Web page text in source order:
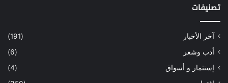
تصنيفات
آخر الأخبار
(191)
أدب وشعر
(6)
إستثمار و أسواق
(4)